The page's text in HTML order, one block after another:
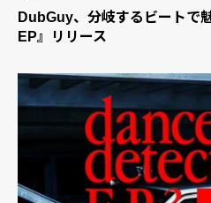
DubGuy、分岐するビートで
EP』リリース